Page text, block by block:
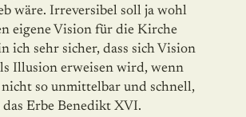
wäre. Irreversibel soll ja wohl
eigene Vision für die Kirche
ich sehr sicher, dass sich Vision
Illusion erweisen wird, wenn
so unmittelbar und schnell,
das Erbe Benedikt XVI.